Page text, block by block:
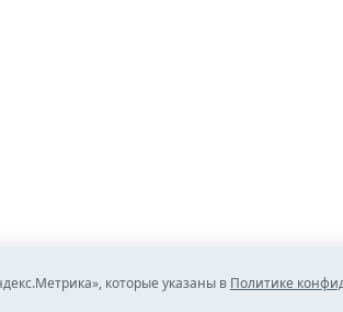
которые указаны в Политике